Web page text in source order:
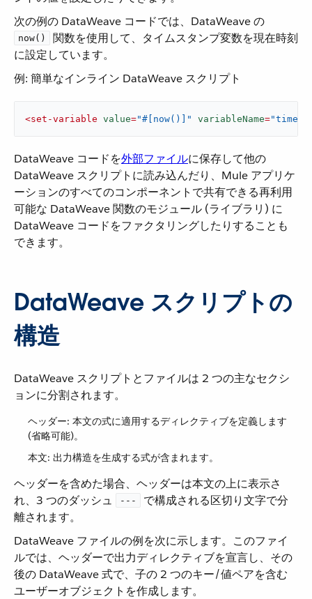
次の例の DataWeave コードでは、DataWeave の ​
now()
​ 関数を使用して、タイムスタンプ変数を現在時刻
に設定しています。
例: 簡単なインライン DataWeave スクリプト
<set-variable value="#[now()]" variableName=
DataWeave コードを​外部ファイル​に保存して他の
DataWeave スクリプトに読み込んだり、Mule アプリケ
ーションのすべてのコンポーネントで共有できる再利用
可能な DataWeave 関数のモジュール (ライブラリ) に
DataWeave コードをファクタリングしたりすることも
できます。
DataWeave スクリプトの
構造
DataWeave スクリプトとファイルは 2 つの主なセクシ
ョンに分割されます。
ヘッダー: 本文の式に適用するディレクティブを定義します
(省略可能)。
本文: 出力構造を生成する式が含まれます。
ヘッダーを含めた場合、ヘッダーは本文の上に表示さ
れ、3 つのダッシュ ​
---
​ で構成される区切り文字で分
離されます。
DataWeave ファイルの例を次に示します。このファイ
ルでは、ヘッダーで出力ディレクティブを宣言し、その
後の DataWeave 式で、子の 2 つのキー/値ペアを含む
ユーザーオブジェクトを作成します。